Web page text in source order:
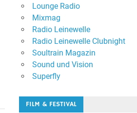
Lounge Radio
Mixmag
Radio Leinewelle
Radio Leinewelle Clubnight
Soultrain Magazin
Sound und Vision
Superfly
FILM & FESTIVAL